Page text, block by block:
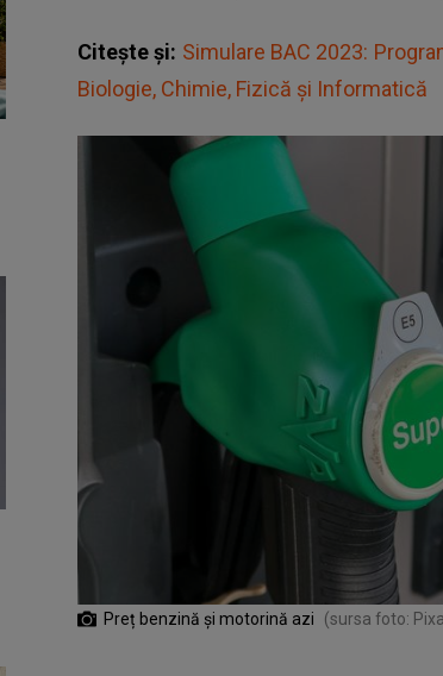
Citește și: Simulare BAC 2023:
Biologie, Chimie, Fizică și Informatică
Preț benzină și motorină azi (sursa foto: